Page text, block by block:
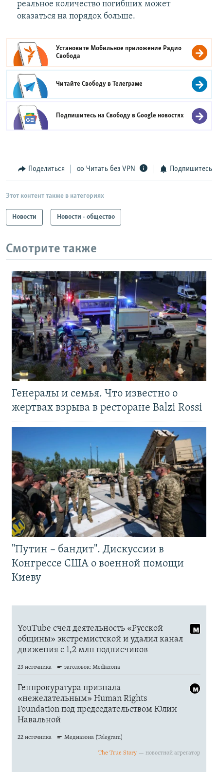
реальное количество погибших может
оказаться на порядок больше.
Установите Мобильное приложение Радио
Свобода
Читайте Свободу вТелеграме
Подпишитесь на Свободу вGoogle новостях
Поделиться Читать без VPN Подпишитесь
Этот контент также в категориях
Новости Новости - общество
Смотрите также
Генералы и семья. Что известно о
жертвах взрыва в ресторане Balzi Rossi
"Путин – бандит". Дискуссии в
Конгрессе США о военной помощи
Киеву